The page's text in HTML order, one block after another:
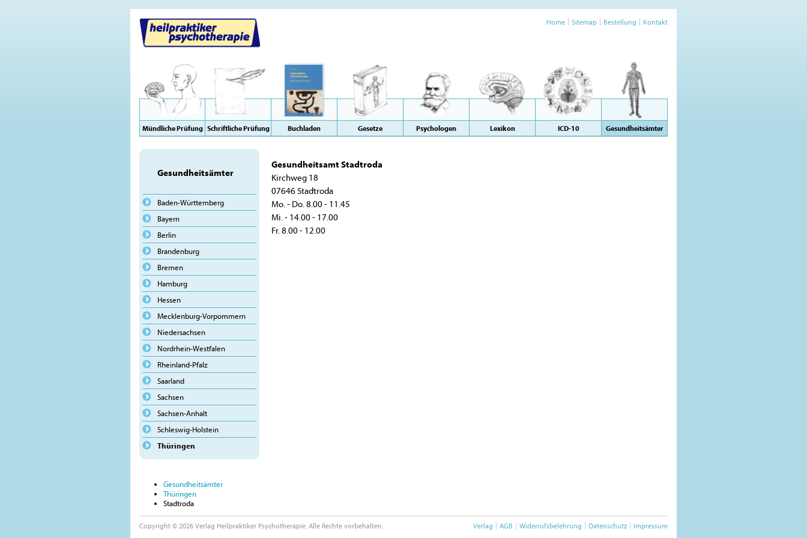
Home Sitemap Bestellung Kontakt
Mündliche Prüfung Schriftliche Prüfung Buchladen Gesetze Psychologen Lexikon ICD-10 Gesundheitsämter
Gesundheitsämter
Baden-Württemberg
Bayern
Berlin
Brandenburg
Bremen
Hamburg
Hessen
Mecklenburg-Vorpommern
Niedersachsen
Nordrhein-Westfalen
Rheinland-Pfalz
Saarland
Sachsen
Sachsen-Anhalt
Schleswig-Holstein
Thüringen
Gesundheitsamt Stadtroda
Kirchweg 18
07646 Stadtroda
Mo. - Do. 8.00 - 11.45
Mi. - 14.00 - 17.00
Fr. 8.00 - 12.00
Gesundheitsämter
Thüringen
Stadtroda
Copyright © 2026 Verlag Heilpraktiker Psychotherapie. Alle Rechte vorbehalten. Verlag AGB Widerrufsbelehrung Datenschutz Impressum